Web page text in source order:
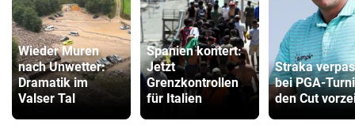
Wieder Muren
nach Unwetter:
Dramatik im
Valser Tal
Spanien kontert:
Jetzt
Grenzkontrollen
für Italien
Straka
bei PGA-
den Cut